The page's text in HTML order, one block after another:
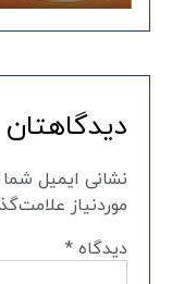
دیدگاهتان
نشانی ایمیل
موردنیاز
دیدگاه *